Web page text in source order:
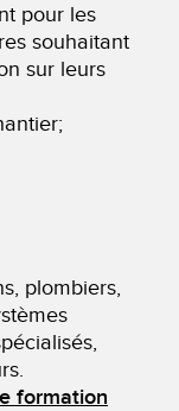
pour les
souhaitant
sur leurs
plombiers,
formation